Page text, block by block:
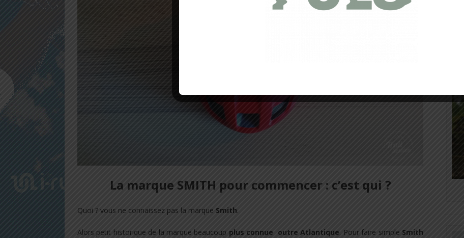
La marque SMITH pour commencer : c’est qui ?
Quoi ? vous ne connaissez pas la marque Smith.
Alors petit historique de la marque beaucoup plus connue outre Atlantique. Pour faire simple Smith